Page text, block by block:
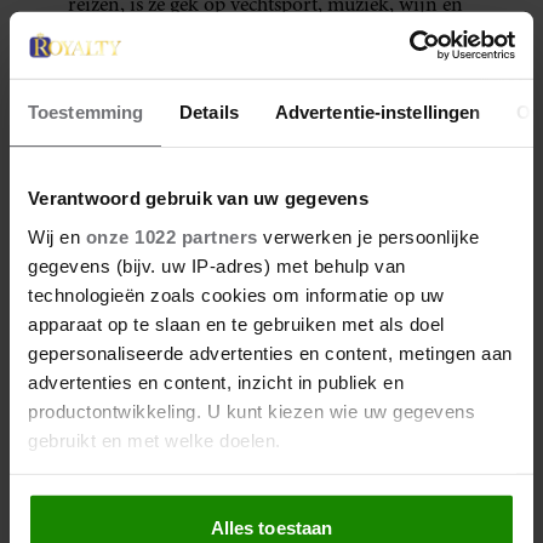
Toestemming Details Advertentie-instellingen
Verantwoord gebruik van uw gegevens
Wij en onze 1022 partners verwerken je persoonlijke
gegevens (bijv. uw IP-adres) met behulp van
technologieën zoals cookies om informatie op uw
apparaat op te slaan en te gebruiken met als doel
gepersonaliseerde advertenties en content, metingen aan
advertenties en content, inzicht in publiek en
productontwikkeling. U kunt kiezen wie uw gegevens
gebruikt en met welke doelen.
Als u het toestaat, willen we ook graag:
Informatie verzamelen over uw geografische
Alles toestaan
Meer van Denise
28 april 2026
DÍT ZIJN FAVORIETE